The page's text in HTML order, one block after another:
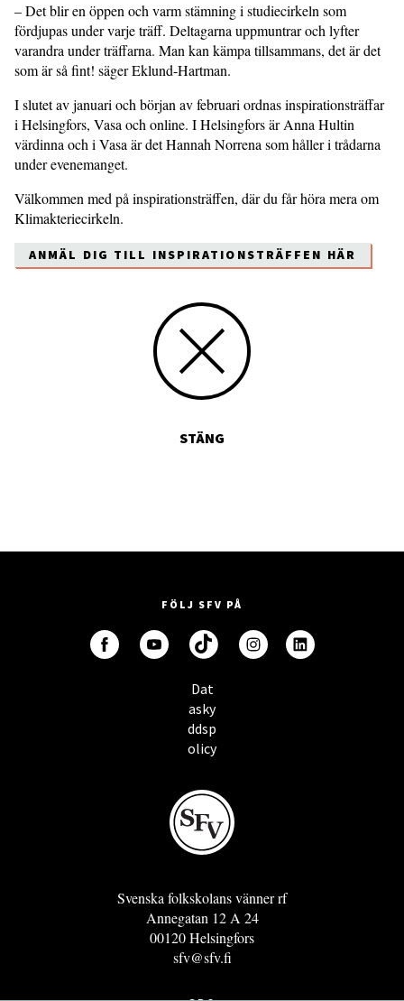
– Det blir en öppen och varm stämning i studiecirkeln som
fördjupas under varje träff. Deltagarna uppmuntrar och lyfter
varandra under träffarna. Man kan kämpa tillsammans, det är det
som är så fint! säger Eklund-Hartman.
I slutet av januari och början av februari ordnas inspirationsträffar
i Helsingfors, Vasa och online. I Helsingfors är Anna Hultin
värdinna och i Vasa är det Hannah Norrena som håller i trådarna
under evenemanget.
Välkommen med på inspirationsträffen, där du får höra mera om
Klimakteriecirkeln.
ANMÄL DIG TILL INSPIRATIONSTRÄFFEN HÄR
STÄNG
FÖLJ SFV PÅ
Dat
asky
ddsp
olicy
Svenska folkskolans vänner rf
Annegatan 12 A 24
00120 Helsingfors
sfv@sfv.fi